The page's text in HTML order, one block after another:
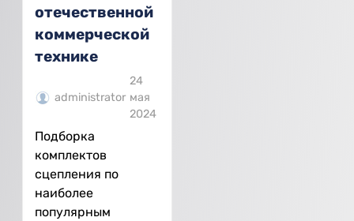
отечественной
коммерческой
технике
administrator
24
мая
2024
Подборка
комплектов
сцепления по
наиболее
популярным